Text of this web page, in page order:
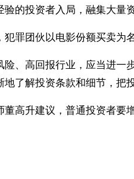
的投资者入局，融集大量
罪团伙以电影份额买卖为
、高回报行业，应当进
了解投资条款和细节，把
高升建议，普通投资者